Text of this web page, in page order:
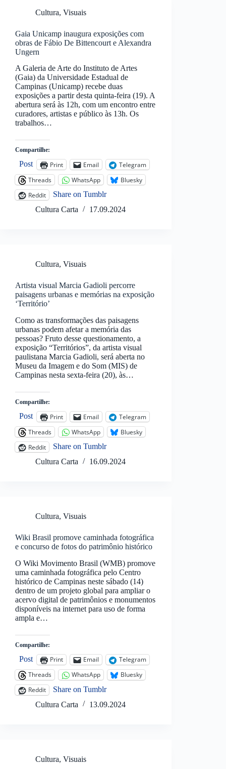
Cultura, Visuais
Gaia Unicamp inaugura exposições com
obras de Fábio De Bittencourt e Alexandra
Ungern
A Galeria de Arte do Instituto de Artes
(Gaia) da Universidade Estadual de
Campinas (Unicamp) recebe duas
exposições a partir desta quinta-feira (19). A
abertura será às 12h, com um encontro entre
curadores, artistas e público às 13h. Os
trabalhos…
Compartilhe:
Post Print Email
Telegram
Threads
WhatsApp
Bluesky
Reddit
Share on Tumblr
Cultura Carta
17.09.2024
Cultura, Visuais
Artista visual Marcia Gadioli percorre
paisagens urbanas e memórias na exposição
‘Território’
Como as transformações das paisagens
urbanas podem afetar a memória das
pessoas? Fruto desse questionamento, a
exposição “Territórios”, da artista visual
paulistana Marcia Gadioli, será aberta no
Museu da Imagem e do Som (MIS) de
Campinas nesta sexta-feira (20), às…
Compartilhe:
Post Print Email
Telegram
Threads
WhatsApp
Bluesky
Reddit
Share on Tumblr
Cultura Carta
16.09.2024
Cultura, Visuais
Wiki Brasil promove caminhada fotográfica
e concurso de fotos do patrimônio histórico
O Wiki Movimento Brasil (WMB) promove
uma caminhada fotográfica pelo Centro
histórico de Campinas neste sábado (14)
dentro de um projeto global para ampliar o
acervo digital de patrimônios e monumentos
disponíveis na internet para uso de forma
ampla e…
Compartilhe:
Post Print Email
Telegram
Threads
WhatsApp
Bluesky
Reddit
Share on Tumblr
Cultura Carta
13.09.2024
Cultura, Visuais